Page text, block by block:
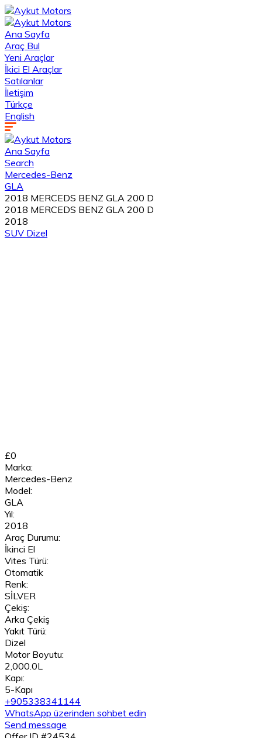
Ana Sayfa
Araç Bul
Yeni Araçlar
İkici El Araçlar
Satılanlar
İletişim
Türkçe
English
Ana Sayfa
Search
Mercedes-Benz
GLA
2018 MERCEDS BENZ GLA 200 D
2018 MERCEDS BENZ GLA 200 D
2018
SUV Dizel
£0
Marka:
Mercedes-Benz
Model:
GLA
Yıl:
2018
Araç Durumu:
İkinci El
Vites Türü:
Otomatik
Renk:
SİLVER
Çekiş:
Arka Çekiş
Yakıt Türü:
Dizel
Motor Boyutu:
2,000.0L
Kapı:
5-Kapı
+905338341144
WhatsApp üzerinden sohbet edin
Send message